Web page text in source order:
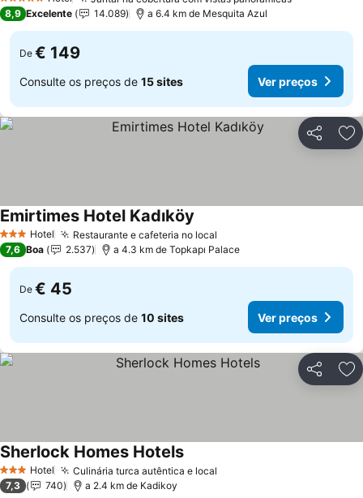
5 Estrelas
8,9 Excelente 14.089 a 6.4 km de Mesquita Azul
De € 149
Consulte os preços de 15 sites Ver preços
Partilhar
3 EstrelasHotel Restaurante e cafeteria no local
Emirtimes Hotel Kadıköy
7,6 Boa 2.537 a 4.3 km de Topkapı Palace
De € 45
Consulte os preços de 10 sites Ver preços
Partilhar
3 EstrelasHotel Culinária turca autêntica e local
Sherlock Homes Hotels
7,3 740 a 2.4 km de Kadikoy